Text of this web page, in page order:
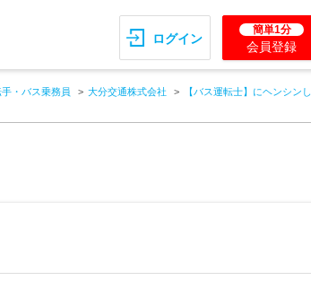
ログイン
簡単1分
会員登録
・バス乗務員 大分交通株式会社
【バス運転士】にヘンシンし